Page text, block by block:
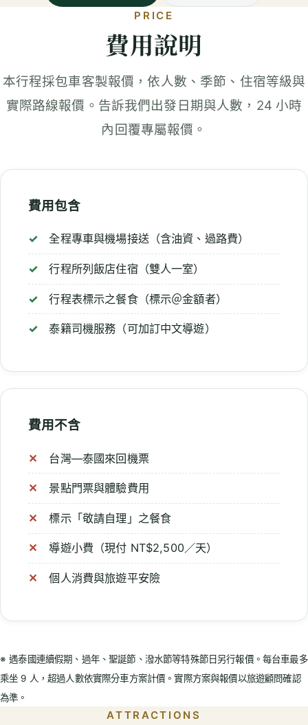
PRICE
費用說明
本行程採包車客製報價，依人數、季節、住宿等級與
實際路線報價。告訴我們出發日期與人數，24 小時
內回覆專屬報價。
費用包含
全程專車與機場接送（含油資、過路費）
行程所列飯店住宿（雙人一室）
行程表標示之餐食（標示＠金額者）
泰籍司機服務（可加訂中文導遊）
費用不含
台灣—泰國來回機票
景點門票與體驗費用
標示「敬請自理」之餐食
導遊小費（現付 NT$2,500／天）
個人消費與旅遊平安險
※ 遇泰國連續假期、過年、聖誕節、潑水節等特殊節日另行報價。每台車最多
乘坐 9 人，超過人數依實際分車方案計價。實際方案與報價以旅遊顧問確認
為準。
ATTRACTIONS